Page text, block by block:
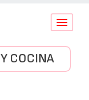
Conmutar
COCINA